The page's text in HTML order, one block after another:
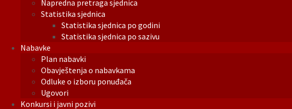
Napredna pretraga sjednica
Statistika sjednica
Statistika sjednica po godini
Statistika sjednica po sazivu
Nabavke
Plan nabavki
Obavještenja o nabavkama
Odluke o izboru ponuđača
Ugovori
Konkursi i javni pozivi